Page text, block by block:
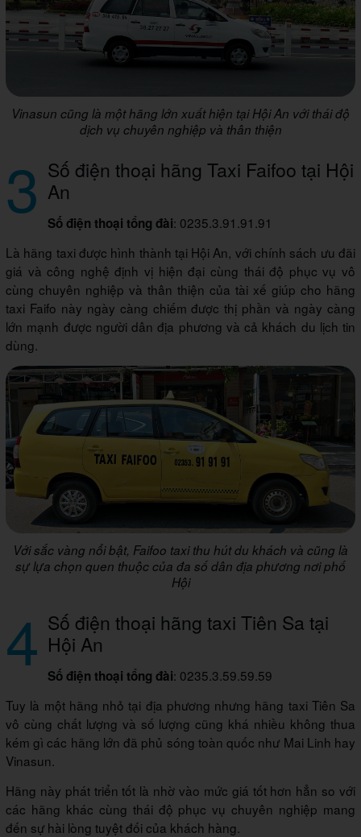
Vinasun cũng là một hãng lớn xuất hiện tại Hội An với thái độ
dịch vụ chuyên nghiệp và thân thiện
3 Số điện thoại hãng Taxi Faifoo tại Hội
An
Số điện thoại tổng đài: 0235.3.91.91.91
Là hãng taxi được hình thành tại Hội An, với chính sách ưu đãi
giá và công nghệ định vị hiện đại cùng thái độ phục vụ vô
cùng chuyên nghiệp và thân thiện của tài xế giúp cho hãng
taxi Faifo này ngày càng chiếm được thị phần và ngày càng
lớn mạnh được người dân địa phương và cả khách du lịch tin
dùng.
Với sắc vàng nổi bật, Faifoo taxi thu hút du khách và cũng là
sự lựa chọn quen thuộc của đa số dân địa phương nơi phố
Hội
4 Số điện thoại hãng taxi Tiên Sa tại
Hội An
Số điện thoại tổng đài: 0235.3.59.59.59
Tuy là một hãng nhỏ tại địa phương nhưng hãng taxi Tiên Sa
vô cùng chất lượng và số lượng cũng khá nhiều không thua
kém gì các hãng lớn đã phủ sóng toàn quốc như Mai Linh hay
Vinasun.
Hãng này phát triển tốt là nhờ vào mức giá tốt hơn hẳn so với
các hãng khác cùng thái độ phục vụ chuyên nghiệp mang
đến sự hài lòng tuyệt đối của khách hàng.